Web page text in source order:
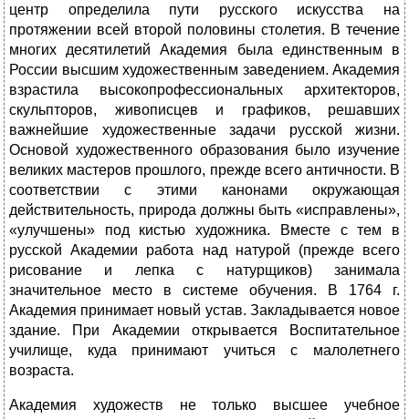
центр определила пути русского искусства на
протяжении всей второй половины столетия. В течение
многих десятилетий Академия была единственным в
России высшим художественным заведением. Академия
взрастила высокопрофессиональных архитекторов,
скульпторов, живописцев и графиков, решавших
важнейшие художественные задачи русской жизни.
Основой художественного образования было изучение
великих мастеров прошлого, прежде всего античности. В
соответствии с этими канонами окружающая
действительность, природа должны быть «исправлены»,
«улучшены» под кистью художника. Вместе с тем в
русской Академии работа над натурой (прежде всего
рисование и лепка с натурщиков) занимала
значительное место в системе обучения. В 1764 г.
Академия принимает новый устав. Закладывается новое
здание. При Академии открывается Воспитательное
училище, куда принимают учиться с малолетнего
возраста.
Академия художеств не только высшее учебное